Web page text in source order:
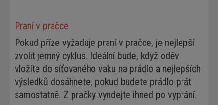
Praní v pračce
Pokud příze vyžaduje praní v pračce, je nejlepší
zvolit jemný cyklus. Ideální bude, když oděv
vložíte do síťovaného vaku na prádlo a nejlepších
výsledků dosáhnete, pokud budete prádlo prát
samostatně. Z pračky vyndejte ihned po vyprání.